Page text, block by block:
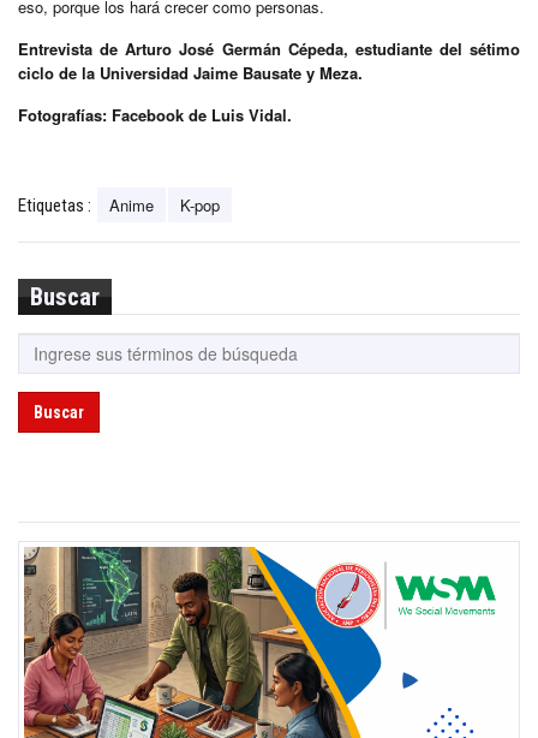
eso, porque los hará crecer como personas.
Entrevista de Arturo José Germán Cépeda, estudiante del sétimo
ciclo de la Universidad Jaime Bausate y Meza.
Fotografías: Facebook de Luis Vidal.
Etiquetas : Anime K-pop
Buscar
Buscar